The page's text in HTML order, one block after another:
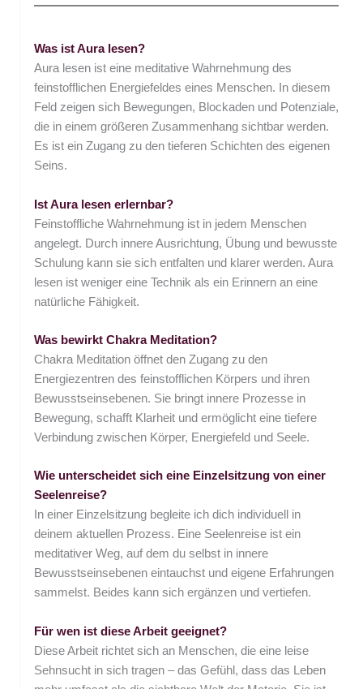
Was ist Aura lesen?
Aura lesen ist eine meditative Wahrnehmung des
feinstofflichen Energiefeldes eines Menschen. In diesem
Feld zeigen sich Bewegungen, Blockaden und Potenziale,
die in einem größeren Zusammenhang sichtbar werden.
Es ist ein Zugang zu den tieferen Schichten des eigenen
Seins.
Ist Aura lesen erlernbar?
Feinstoffliche Wahrnehmung ist in jedem Menschen
angelegt. Durch innere Ausrichtung, Übung und bewusste
Schulung kann sie sich entfalten und klarer werden. Aura
lesen ist weniger eine Technik als ein Erinnern an eine
natürliche Fähigkeit.
Was bewirkt Chakra Meditation?
Chakra Meditation öffnet den Zugang zu den
Energiezentren des feinstofflichen Körpers und ihren
Bewusstseinsebenen. Sie bringt innere Prozesse in
Bewegung, schafft Klarheit und ermöglicht eine tiefere
Verbindung zwischen Körper, Energiefeld und Seele.
Wie unterscheidet sich eine Einzelsitzung von einer
Seelenreise?
In einer Einzelsitzung begleite ich dich individuell in
deinem aktuellen Prozess. Eine Seelenreise ist ein
meditativer Weg, auf dem du selbst in innere
Bewusstseinsebenen eintauchst und eigene Erfahrungen
sammelst. Beides kann sich ergänzen und vertiefen.
Für wen ist diese Arbeit geeignet?
Diese Arbeit richtet sich an Menschen, die eine leise
Sehnsucht in sich tragen – das Gefühl, dass das Leben